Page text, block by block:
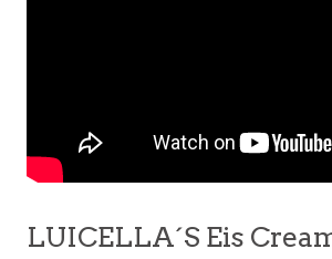
LUICELLA´S Eis